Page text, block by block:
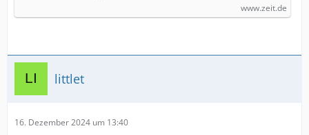
www.zeit.de
littlet
16. Dezember 2024 um 13:40